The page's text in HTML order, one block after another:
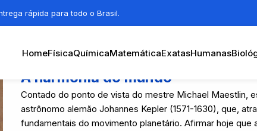
rápida para todo o Brasil.
HomeFísicaQuímicaMatemáticaExatasHumanas
A harmonia do mundo
Contado do ponto de vista do mestre Michael Maestlin,
astrônomo alemão Johannes Kepler (1571-1630), que,
fundamentais do movimento planetário. Afirmar hoje